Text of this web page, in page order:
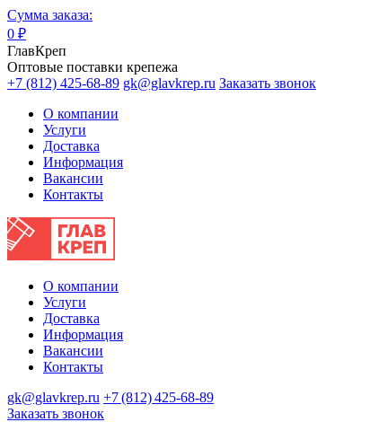
Сумма заказа:
0 ₽
ГлавКреп
Оптовые поставки крепежа
+7 (812) 425-68-89 gk@glavkrep.ru Заказать звонок
О компании
Услуги
Доставка
Информация
Вакансии
Контакты
О компании
Услуги
Доставка
Информация
Вакансии
Контакты
gk@glavkrep.ru +7 (812) 425-68-89
Заказать звонок